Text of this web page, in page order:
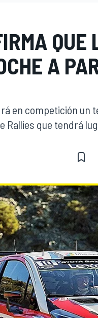
E
A
en competición un
Rallies que tendrá